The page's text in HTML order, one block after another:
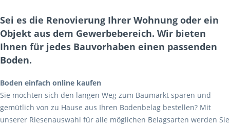
Sei es die Renovierung Ihrer Wohnung oder ein
Objekt aus dem Gewerbebereich. Wir bieten
Ihnen für jedes Bauvorhaben einen passenden
Boden.
Boden einfach online kaufen
Sie möchten sich den langen Weg zum Baumarkt sparen und
gemütlich von zu Hause aus Ihren Bodenbelag bestellen? Mit
unserer Riesenauswahl für alle möglichen Belagsarten werden Sie